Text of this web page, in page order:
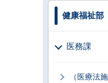
健康福祉部
医務課
（医療法